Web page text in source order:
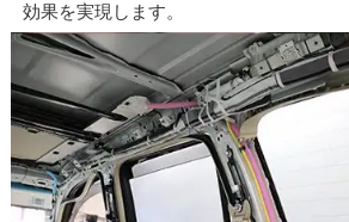
効果を実現します。